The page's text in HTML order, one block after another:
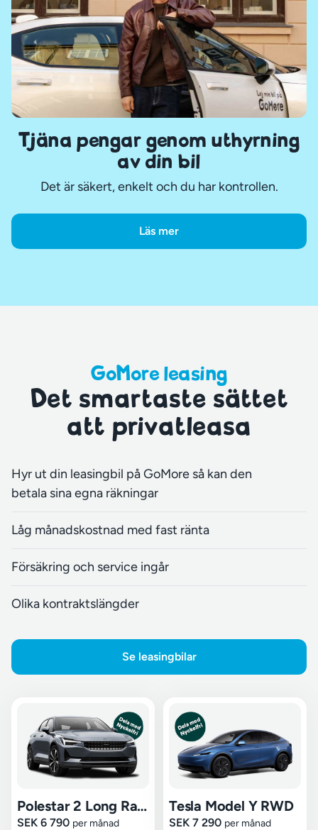
Tjäna pengar genom uthyrning
av din bil
Det är säkert, enkelt och du har kontrollen.
Läs mer
GoMore leasing
Det smartaste sättet
att privatleasa
Hyr ut din leasingbil på GoMore så kan den
betala sina egna räkningar
Låg månadskostnad med fast ränta
Försäkring och service ingår
Olika kontraktslängder
Se leasingbilar
Polestar 2 Long Range Dual Motor
SEK 6 790 per månad
Tesla Model Y RWD
SEK 7 290 per månad